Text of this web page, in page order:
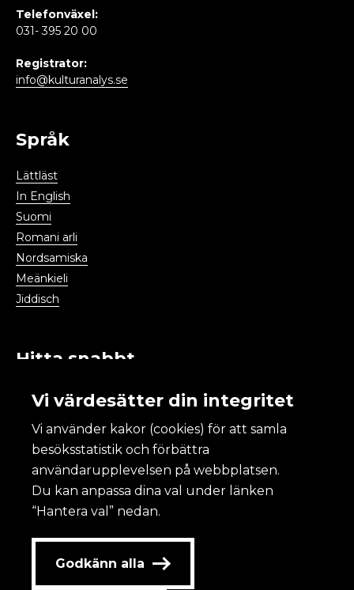
Telefonväxel:
031- 395 20 00
Registrator:
info@kulturanalys.se
Språk
Lättläst
In English
Suomi
Romani arli
Nordsamiska
Meänkieli
Jiddisch
Hitta snabbt
Publikationer och statistik
Kulturdatabasen
Aktuellt
Kalendarium
Kulturanalys
Vi värdesätter din integritet
Vi använder kakor (cookies) för att samla
besöksstatistik och förbättra
användarupplevelsen på webbplatsen.
Du kan anpassa dina val under länken
“Hantera val” nedan.
Godkänn alla